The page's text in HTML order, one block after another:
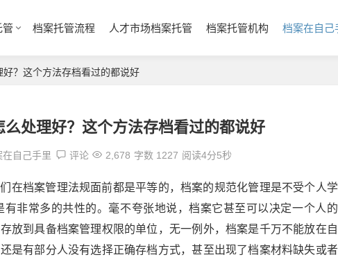
管 档案托管流程 人才市场档案托管 档案托管机构 档案在自己
？这个方法存档看过的都说好
处理好？这个方法存档看过的都说好
在自己手里 评论 2,678 字数 1227 阅读4分5秒
在档案管理法规面前都是平等的，档案的规范化管理是不受个人
非常多的共性的。毫不夸张地说，档案它甚至可以决定一个人
放到具备档案管理权限的单位，无一例外，档案是千万不能放在
是有部分人没有选择正确存档方式，甚至出现了档案材料缺失或